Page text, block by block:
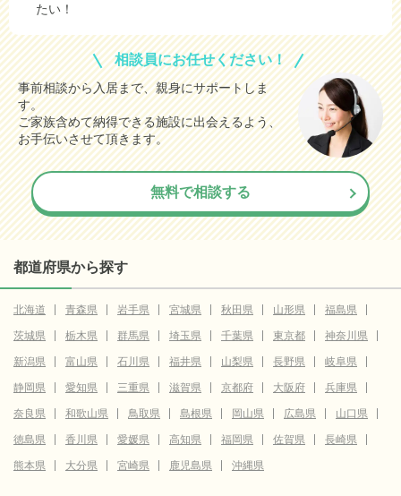
たい！
相談員にお任せください！
事前相談から入居まで、親身にサポートしま
す。
ご家族含めて納得できる施設に出会えるよう、
お手伝いさせて頂きます。
無料で相談する
都道府県から探す
北海道 青森県 岩手県 宮城県 秋田県 山形県
福島県
茨城県
栃木県 群馬県 埼玉県 千葉県 東京都
神奈川県
新潟県
富山県 石川県 福井県 山梨県 長野県
岐阜県
静岡県
愛知県 三重県 滋賀県 京都府 大阪府
兵庫県
奈良県
和歌山県 鳥取県 島根県 岡山県 広島県
山口県
徳島県
香川県 愛媛県 高知県 福岡県 佐賀県
長崎県
熊本県
大分県 宮崎県 鹿児島県 沖縄県